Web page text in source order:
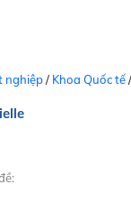
nghiệp/ Khoa Quốc tế/